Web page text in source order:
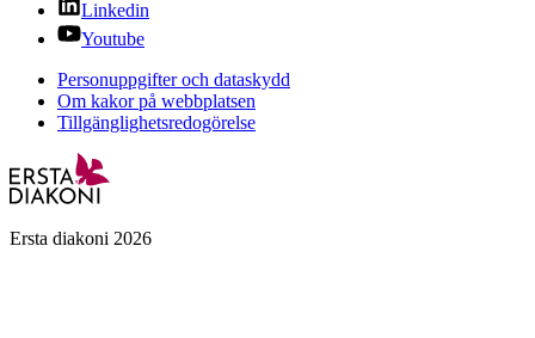
Linkedin
Youtube
Personuppgifter och dataskydd
Om kakor på webbplatsen
Tillgänglighetsredogörelse
Ersta diakoni 2026